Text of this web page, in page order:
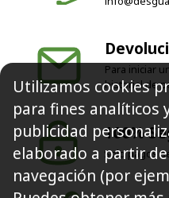
Para iniciar
historial de
100%
Solo pagos
Utilizamos cookies
para fines analíticos
publicidad
elaborado a partir
navegación (por